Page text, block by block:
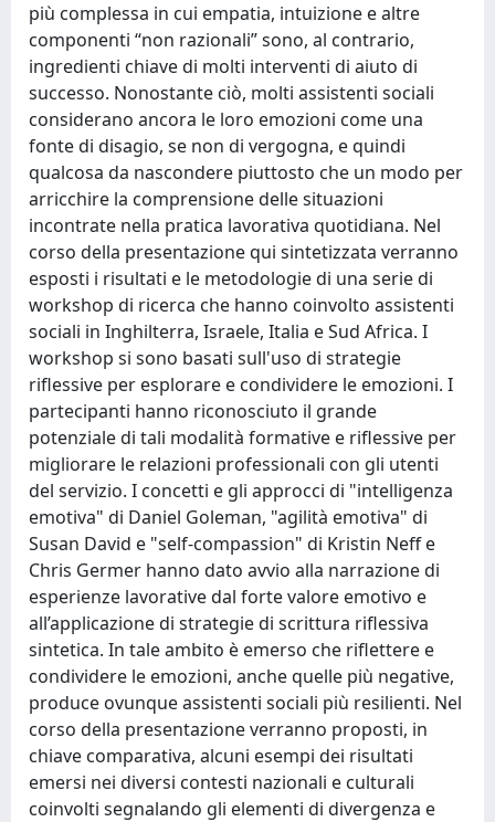
più complessa in cui empatia, intuizione e altre
componenti “non razionali” sono, al contrario,
ingredienti chiave di molti interventi di aiuto di
successo. Nonostante ciò, molti assistenti sociali
considerano ancora le loro emozioni come una
fonte di disagio, se non di vergogna, e quindi
qualcosa da nascondere piuttosto che un modo per
arricchire la comprensione delle situazioni
incontrate nella pratica lavorativa quotidiana. Nel
corso della presentazione qui sintetizzata verranno
esposti i risultati e le metodologie di una serie di
workshop di ricerca che hanno coinvolto assistenti
sociali in Inghilterra, Israele, Italia e Sud Africa. I
workshop si sono basati sull'uso di strategie
riflessive per esplorare e condividere le emozioni. I
partecipanti hanno riconosciuto il grande
potenziale di tali modalità formative e riflessive per
migliorare le relazioni professionali con gli utenti
del servizio. I concetti e gli approcci di "intelligenza
emotiva" di Daniel Goleman, "agilità emotiva" di
Susan David e "self-compassion" di Kristin Neff e
Chris Germer hanno dato avvio alla narrazione di
esperienze lavorative dal forte valore emotivo e
all’applicazione di strategie di scrittura riflessiva
sintetica. In tale ambito è emerso che riflettere e
condividere le emozioni, anche quelle più negative,
produce ovunque assistenti sociali più resilienti. Nel
corso della presentazione verranno proposti, in
chiave comparativa, alcuni esempi dei risultati
emersi nei diversi contesti nazionali e culturali
coinvolti segnalando gli elementi di divergenza e